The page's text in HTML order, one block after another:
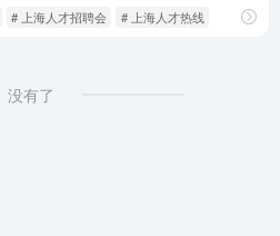
# 上海人才招聘会 # 上海人才热线
没有了